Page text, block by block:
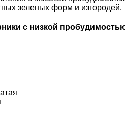
зеленых форм и изгородей.
с низкой